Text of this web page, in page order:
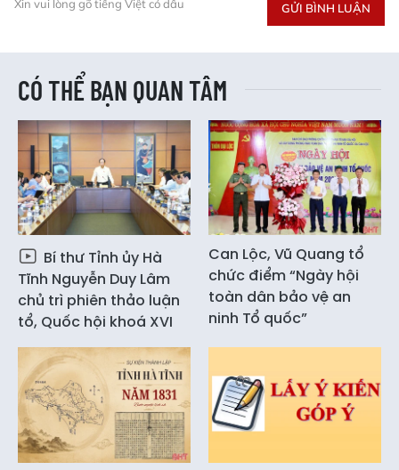
Xin vui lòng gõ tiếng Việt có dấu GỬI BÌNH LUẬN
CÓ THỂ BẠN QUAN TÂM
Bí thư Tỉnh ủy Hà
Tĩnh Nguyễn Duy Lâm
chủ trì phiên thảo luận
tổ, Quốc hội khoá XVI
Can Lộc, Vũ Quang tổ
chức điểm “Ngày hội
toàn dân bảo vệ an
ninh Tổ quốc”